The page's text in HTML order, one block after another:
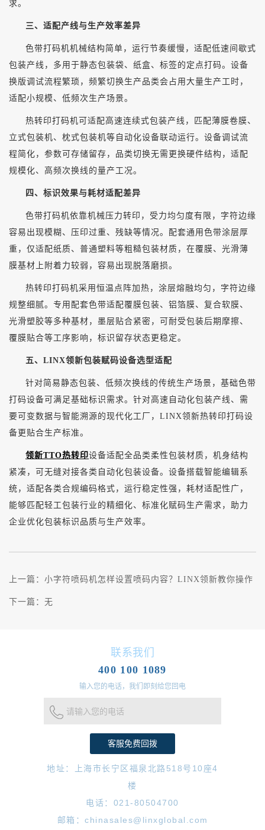
求。
三、适配产线与生产效率差异
色带打码机机械结构简单，运行节奏缓慢，适配低速间歇式
包装产线，多用于静态包装袋、纸盒、标签的定点打码。设备
换版调试流程繁琐，频繁切换生产品类会占用大量生产工时，
适配小规模、低频次生产场景。
热转印打码机可适配高速连续式包装产线，匹配薄膜卷膜、
立式包装机、枕式包装机等自动化设备联动运行。设备调试流
程简化，参数可存储留存，品类切换无需更换硬件结构，适配
规模化、高频次换线的量产工况。
四、标识效果与耗材适配差异
色带打码机依靠机械压力转印，受力均匀度有限，字符边缘
容易出现模糊、压印过重、残缺等情况。配套通用色带涂层厚
重，仅适配纸质、普通塑料等粗糙包装材质，在覆膜、光滑薄
膜基材上附着力较弱，容易出现脱落磨损。
热转印打码机采用恒温点阵加热，涂层熔融均匀，字符边缘
规整细腻。专用配套色带适配覆膜包装、铝箔膜、复合软膜、
光滑塑胶等多种基材，墨层贴合紧密，可耐受包装后期摩擦、
覆膜贴合等工序影响，标识留存状态更稳定。
五、 LINX领新包装赋码设备选型适配
针对简易静态包装、低频次换线的传统生产场景，基础色带
打码设备可满足基础标识需求。针对高速自动化包装产线、需
要可变数据与智能溯源的现代化工厂， LINX领新热转印打码设
备更贴合生产标准。
领新TTO热转印设备适配全品类柔性包装材质，机身结构
紧凑，可无缝对接各类自动化包装设备。设备搭载智能编辑系
统，适配各类合规编码格式，运行稳定性强，耗材适配性广，
能够匹配轻工包装行业的精细化、标准化赋码生产需求，助力
企业优化包装标识品质与生产效率。
上一篇： 小字符喷码机怎样设置喷码内容？LINX领新教你操作
下一篇： 无
联系我们
400 100 1089
输入您的电话，我们即刻给您回电
请输入您的电话
地址：上海市长宁区福泉北路518号10座4
楼
电话：021-80504700
邮箱：chinasales@linxglobal.com